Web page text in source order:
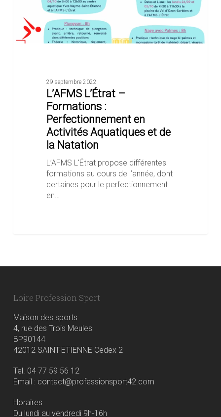
Aquatiques
29 septembre 2022
L’AFMS L’Étrat –
Formations :
Perfectionnement en
Activités Aquatiques et de
la Natation
L’AFMS L'Étrat propose différentes
formations au cours de l’année, dont
certaines pour le perfectionnement
en…
Loire Profession Sport
Maison des sports
4, rue des Trois Meules
BP90144
42012 SAINT-ETIENNE Cedex 2
Tel. 04 77 59 56 12
Email : contact@professionsport42.com
Horaires
Du lundi au vendredi 9h-16h